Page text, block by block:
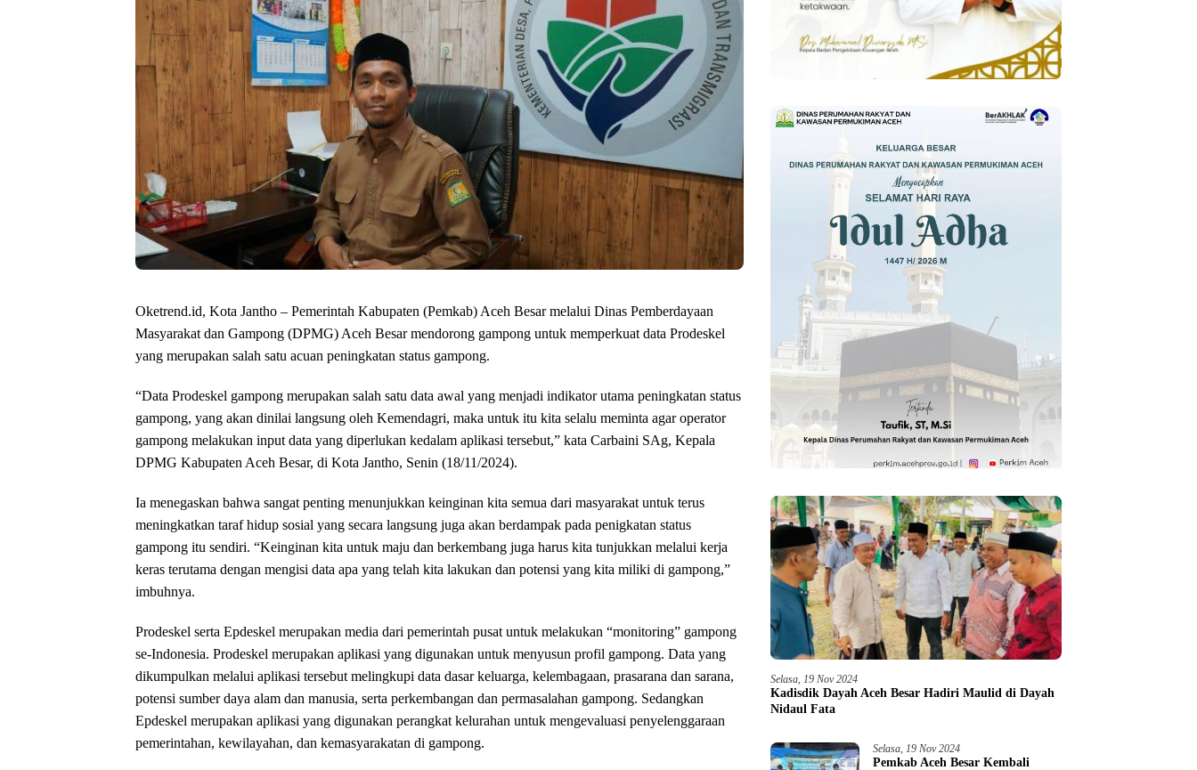
Oketrend.id, Kota Jantho – Pemerintah Kabupaten (Pemkab) Aceh Besar melalui Dinas Pemberdayaan
Masyarakat dan Gampong (DPMG) Aceh Besar mendorong gampong untuk memperkuat data Prodeskel
yang merupakan salah satu acuan peningkatan status gampong.
“Data Prodeskel gampong merupakan salah satu data awal yang menjadi indikator utama peningkatan status
gampong, yang akan dinilai langsung oleh Kemendagri, maka untuk itu kita selalu meminta agar operator
gampong melakukan input data yang diperlukan kedalam aplikasi tersebut,” kata Carbaini SAg, Kepala
DPMG Kabupaten Aceh Besar, di Kota Jantho, Senin (18/11/2024).
Ia menegaskan bahwa sangat penting menunjukkan keinginan kita semua dari masyarakat untuk terus
meningkatkan taraf hidup sosial yang secara langsung juga akan berdampak pada penigkatan status
gampong itu sendiri. “Keinginan kita untuk maju dan berkembang juga harus kita tunjukkan melalui kerja
keras terutama dengan mengisi data apa yang telah kita lakukan dan potensi yang kita miliki di gampong,”
imbuhnya.
Prodeskel serta Epdeskel merupakan media dari pemerintah pusat untuk melakukan “monitoring” gampong
se-Indonesia. Prodeskel merupakan aplikasi yang digunakan untuk menyusun profil gampong. Data yang
dikumpulkan melalui aplikasi tersebut melingkupi data dasar keluarga, kelembagaan, prasarana dan sarana,
potensi sumber daya alam dan manusia, serta perkembangan dan permasalahan gampong. Sedangkan
Epdeskel merupakan aplikasi yang digunakan perangkat kelurahan untuk mengevaluasi penyelenggaraan
pemerintahan, kewilayahan, dan kemasyarakatan di gampong.
Selasa, 19 Nov 2024
Kadisdik Dayah Aceh Besar Hadiri Maulid di Dayah
Nidaul Fata
Selasa, 19 Nov 2024
Pemkab Aceh Besar Kembali